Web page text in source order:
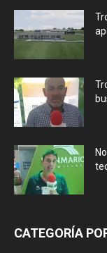
CATEGORÍA